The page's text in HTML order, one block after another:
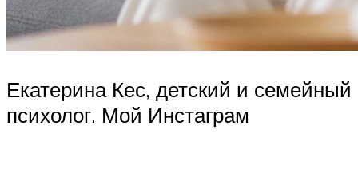
Екатерина Кес, детский и семейный
психолог. Мой Инстаграм